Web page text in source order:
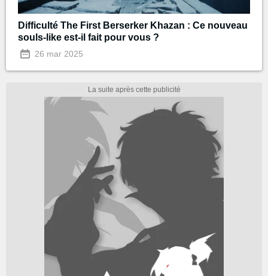
Difficulté The First Berserker Khazan : Ce nouveau
souls-like est-il fait pour vous ?
26 mar 2025